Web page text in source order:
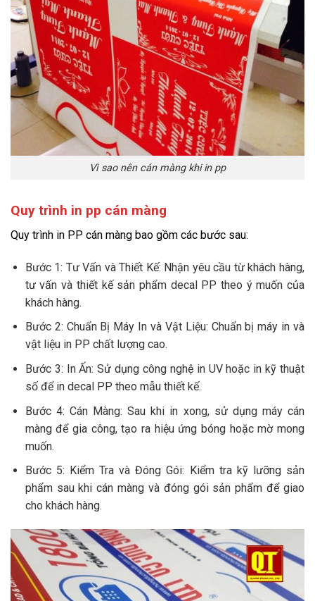
Vì sao nên cán màng khi in pp
Quy trình in pp cán màng
Quy trình in PP cán màng bao gồm các bước sau:
Bước 1: Tư Vấn và Thiết Kế: Nhận yêu cầu từ khách hàng,
tư vấn và thiết kế sản phẩm decal PP theo ý muốn của
khách hàng.
Bước 2: Chuẩn Bị Máy In và Vật Liệu: Chuẩn bị máy in và
vật liệu in PP chất lượng cao.
Bước 3: In Ấn: Sử dụng công nghệ in UV hoặc in kỹ thuật
số để in decal PP theo mẫu thiết kế.
Bước 4: Cán Màng: Sau khi in xong, sử dụng máy cán
màng để gia công, tạo ra hiệu ứng bóng hoặc mờ mong
muốn.
Bước 5: Kiểm Tra và Đóng Gói: Kiểm tra kỹ lưỡng sản
phẩm sau khi cán màng và đóng gói sản phẩm để giao
cho khách hàng.